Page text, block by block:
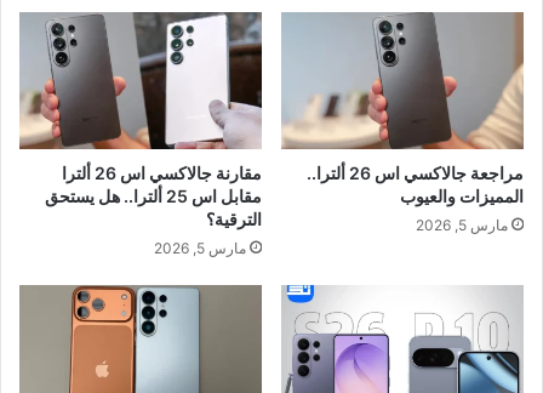
مراجعة جالاكسي اس 26 ألترا..
المميزات والعيوب
مارس 5, 2026
مقارنة جالاكسي اس 26 ألترا
مقابل اس 25 ألترا.. هل يستحق
الترقية؟
مارس 5, 2026